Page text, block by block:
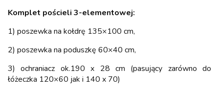
Komplet pościeli 3-elementowej:
1) poszewka na kołdrę 135×100 cm,
2) poszewka na poduszkę 60×40 cm,
3) ochraniacz ok.190 x 28 cm (pasujący zarówno do
łóżeczka 120×60 jak i 140 x 70)